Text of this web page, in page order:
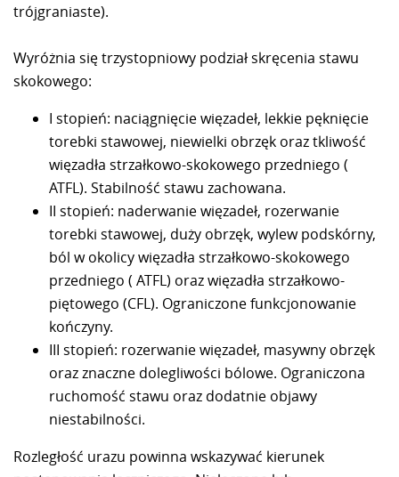
trójgraniaste).
Wyróżnia się trzystopniowy podział skręcenia stawu
skokowego:
I stopień: naciągnięcie więzadeł, lekkie pęknięcie
torebki stawowej, niewielki obrzęk oraz tkliwość
więzadła strzałkowo-skokowego przedniego (
ATFL). Stabilność stawu zachowana.
II stopień: naderwanie więzadeł, rozerwanie
torebki stawowej, duży obrzęk, wylew podskórny,
ból w okolicy więzadła strzałkowo-skokowego
przedniego ( ATFL) oraz więzadła strzałkowo-
piętowego (CFL). Ograniczone funkcjonowanie
kończyny.
III stopień: rozerwanie więzadeł, masywny obrzęk
oraz znaczne dolegliwości bólowe. Ograniczona
ruchomość stawu oraz dodatnie objawy
niestabilności.
Rozległość urazu powinna wskazywać kierunek